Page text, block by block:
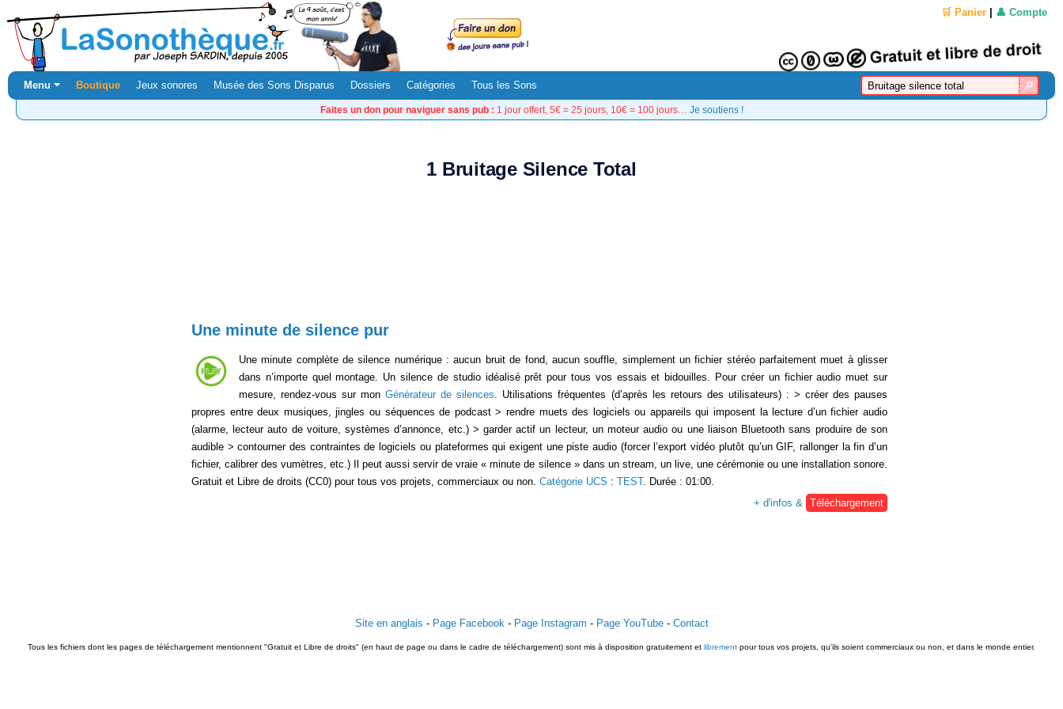
🛒 Panier 👤 Compte
Menu ⏷ Boutique Jeux sonores Musée des Sons Disparus Dossiers Catégories Tous les Sons
Faites un don pour naviguer sans pub : 1 jour offert, 5€ = 25 jours, 10€ = 100 jours… Je soutiens !
1 Bruitage Silence Total
Une minute de silence pur
Une minute complète de silence numérique : aucun bruit de fond, aucun souffle, simplement un fichier stéréo parfaitement muet à glisser
dans n’importe quel montage. Un silence de studio idéalisé prêt pour tous vos essais et bidouilles. Pour créer un fichier audio muet sur
mesure, rendez-vous sur monGénérateur de silences. Utilisations fréquentes (d’après les retours des utilisateurs) : > créer des pauses
propres entre deux musiques, jingles ou séquences de podcast > rendre muets des logiciels ou appareils qui imposent la lecture d’un fichier audio
(alarme, lecteur auto de voiture, systèmes d’annonce, etc.) > garder actif un lecteur, un moteur audio ou une liaison Bluetooth sans produire de son
audible > contourner des contraintes de logiciels ou plateformes qui exigent une piste audio (forcer l’export vidéo plutôt qu’un GIF, rallonger la fin d’un
fichier, calibrer des vumètres, etc.) Il peut aussi servir de vraie « minute de silence » dans un stream, un live, une cérémonie ou une installation sonore.
Gratuit et Libre de droits (CC0) pour tous vos projets, commerciaux ou non. Catégorie UCS : TEST. Durée : 01:00.
+ d'infos & Téléchargement
Site en anglais - Page Facebook- Page Instagram - Page YouTube- Contact
Tous les fichiers dont les pages de téléchargement mentionnent "Gratuit et Libre de droits" (en haut de page ou dans le cadre de téléchargement) sont mis à disposition gratuitement et librement pour tous vos projets, qu'ils soient commerciaux ou non, et dans le monde entier.